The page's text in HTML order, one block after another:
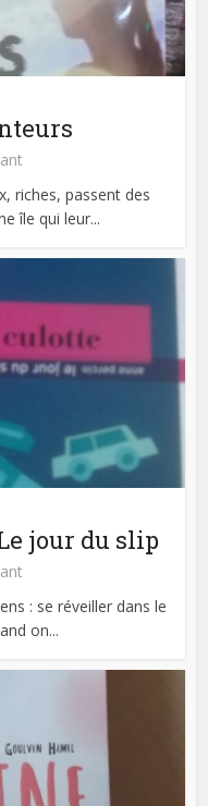
riches, passent des
île qui leur...
jour du slip
: se réveiller dans le
on...